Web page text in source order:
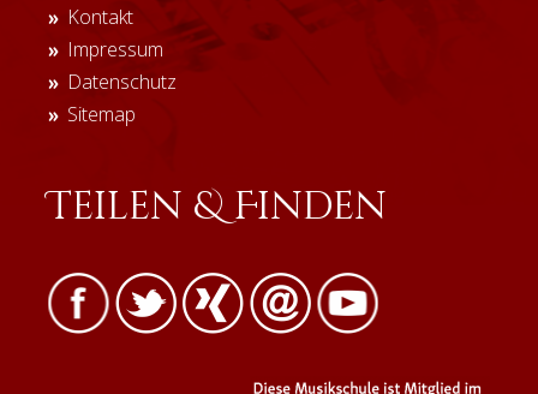
Navigation
überspringen
Kontakt
Impressum
Datenschutz
Sitemap
Teilen & Finden